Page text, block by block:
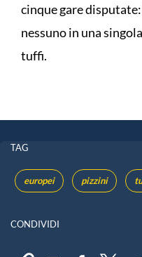
cinque gare
nessuno in una
tuffi.
TAG
europei pizzini
CONDIVIDI